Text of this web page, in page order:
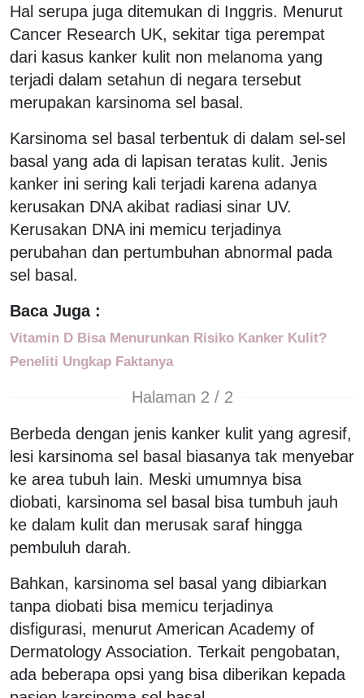
Hal serupa juga ditemukan di Inggris. Menurut
Cancer Research UK, sekitar tiga perempat
dari kasus kanker kulit non melanoma yang
terjadi dalam setahun di negara tersebut
merupakan karsinoma sel basal.
Karsinoma sel basal terbentuk di dalam sel-sel
basal yang ada di lapisan teratas kulit. Jenis
kanker ini sering kali terjadi karena adanya
kerusakan DNA akibat radiasi sinar UV.
Kerusakan DNA ini memicu terjadinya
perubahan dan pertumbuhan abnormal pada
sel basal.
Baca Juga :
Vitamin D Bisa Menurunkan Risiko Kanker Kulit?
Peneliti Ungkap Faktanya
Halaman 2 / 2
Berbeda dengan jenis kanker kulit yang agresif,
lesi karsinoma sel basal biasanya tak menyebar
ke area tubuh lain. Meski umumnya bisa
diobati, karsinoma sel basal bisa tumbuh jauh
ke dalam kulit dan merusak saraf hingga
pembuluh darah.
Bahkan, karsinoma sel basal yang dibiarkan
tanpa diobati bisa memicu terjadinya
disfigurasi, menurut American Academy of
Dermatology Association. Terkait pengobatan,
ada beberapa opsi yang bisa diberikan kepada